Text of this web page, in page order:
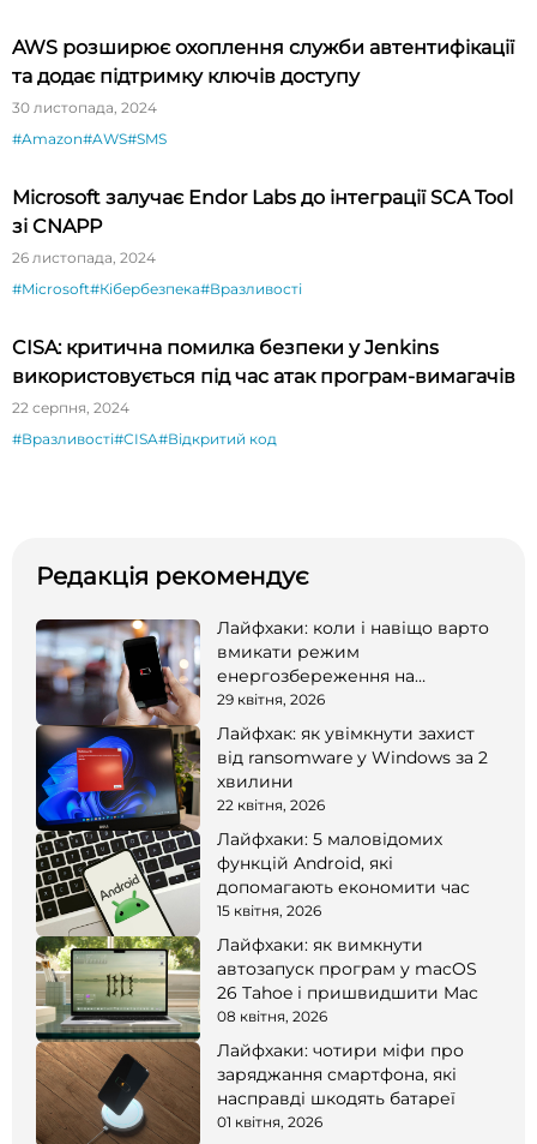
AWS розширює охоплення служби автентифікації
та додає підтримку ключів доступу
30 листопада, 2024
#Amazon#AWS#SMS
Microsoft залучає Endor Labs до інтеграції SCA Tool
зі CNAPP
26 листопада, 2024
#Microsoft#Кібербезпека#Вразливості
CISA: критична помилка безпеки у Jenkins
використовується під час атак програм-вимагачів
22 серпня, 2024
#Вразливості#CISA#Відкритий код
Редакція рекомендує
Лайфхаки: коли і навіщо варто
вмикати режим
енергозбереження на
смартфоні
29 квітня, 2026
Лайфхак: як увімкнути захист
від ransomware у Windows за 2
хвилини
22 квітня, 2026
Лайфхаки: 5 маловідомих
функцій Android, які
допомагають економити час
15 квітня, 2026
Лайфхаки: як вимкнути
автозапуск програм у macOS
26 Tahoe і пришвидшити Mac
08 квітня, 2026
Лайфхаки: чотири міфи про
заряджання смартфона, які
насправді шкодять батареї
01 квітня, 2026